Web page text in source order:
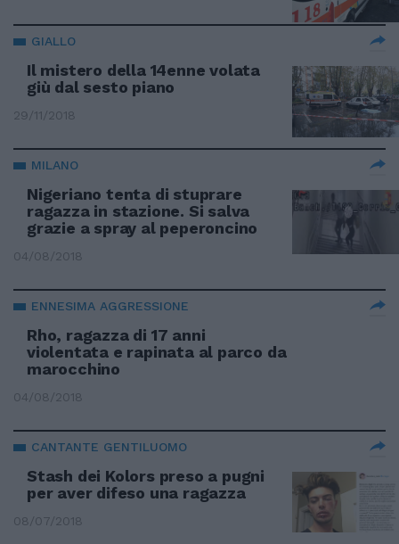
GIALLO
Il mistero della 14enne volata
giù dal sesto piano
29/11/2018
MILANO
Nigeriano tenta di stuprare
ragazza in stazione. Si salva
grazie a spray al peperoncino
04/08/2018
ENNESIMA AGGRESSIONE
Rho, ragazza di 17 anni
violentata e rapinata al parco da
marocchino
04/08/2018
CANTANTE GENTILUOMO
Stash dei Kolors preso a pugni
per aver difeso una ragazza
08/07/2018